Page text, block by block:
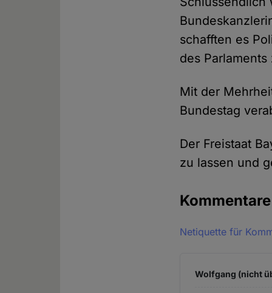
schafften es
des
Mit der
Bundestag
Der Freistaat
zu lassen und
Kommentare
Netiquette für
Wolfgang (nicht